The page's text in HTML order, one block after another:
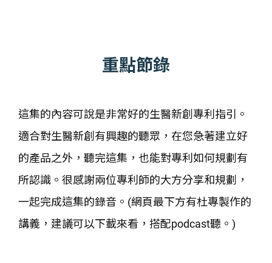
重點節錄
這集的內容可說是非常好的生醫新創專利指引。
適合對生醫新創有興趣的聽眾，在您急著建立好
的產品之外，聽完這集，也能對專利如何規劃有
所認識。很感謝兩位專利師的大方分享和規劃，
一起完成這集的錄音。(網頁最下方有杜專製作的
講義，建議可以下載來看，搭配podcast聽。)